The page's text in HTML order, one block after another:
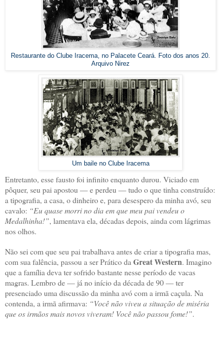
Restaurante do Clube Iracema, no Palacete Ceará. Foto dos anos 20.
Arquivo Nirez
Um baile no Clube Iracema
Entretanto, esse fausto foi infinito enquanto durou. Viciado em
pôquer, seu pai apostou — e perdeu — tudo o que tinha construído:
a tipografia, a casa, o dinheiro e, para desespero da minha avó, seu
cavalo: “Eu quase morri no dia em que meu pai vendeu o
Medalhinha!”, lamentava ela, décadas depois, ainda com lágrimas
nos olhos.
Não sei com que seu pai trabalhava antes de criar a tipografia mas,
com sua falência, passou a ser Prático da Great Western. Imagino
que a família deva ter sofrido bastante nesse período de vacas
magras. Lembro de — já no início da década de 90 — ter
presenciado uma discussão da minha avó com a irmã caçula. Na
contenda, a irmã afirmava: “Você não viveu a situação de miséria
que os irmãos mais novos viveram! Você não passou fome!”.